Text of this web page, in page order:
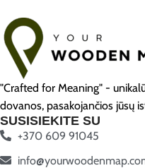
"Crafted for Meaning" -
dovanos, pasakojančios jūsų
SUSISIEKITE SU
+370 609 91045